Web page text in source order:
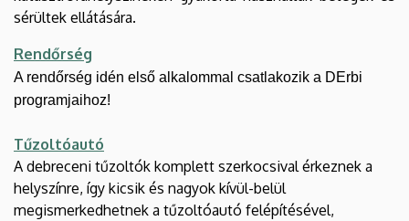
sérültek ellátására.
Rendőrség
A rendőrség idén első alkalommal csatlakozik a DErbi
programjaihoz!
Tűzoltóautó
A debreceni tűzoltók komplett szerkocsival érkeznek a
helyszínre, így kicsik és nagyok kívül-belül
megismerkedhetnek a tűzoltóautó felépítésével,